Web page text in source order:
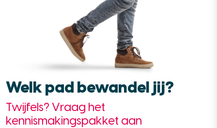
Welk pad bewandel jij?
Twijfels? Vraag het
kennismakingspakket aan